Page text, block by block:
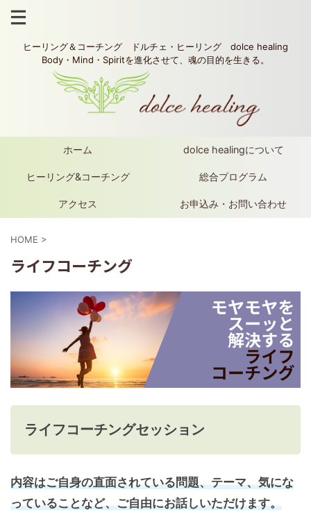
ヒーリング＆コーチング ドルチェ・ヒーリング dolce healing
Body・Mind・Spiritを進化させて、魂の目的を生きる。
ホーム dolce healingについて
ヒーリング&コーチング 総合プログラム
アクセス お申込み・お問い合わせ
HOME >
ライフコーチング
ライフコーチングセッション
内容はご自身の直面されている問題、テーマ、気にな
っていることなど、ご自由にお話しいただけます。